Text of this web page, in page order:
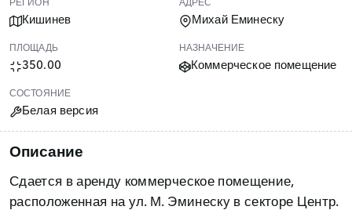
РЕГИОН
Кишинев
АДРЕС
Михай Еминеску
ПЛОЩАДЬ
350.00
НАЗНАЧЕНИЕ
Коммерческое помещение
СОСТОЯНИЕ
Белая версия
Описание
Сдается в аренду коммерческое помещение,
расположенная на ул. М. Эминеску в секторе Центр.